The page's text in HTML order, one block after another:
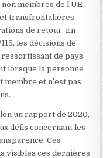
membres de l’UE
transfrontalières.
de retour. En
les décisions de
de pays
lorsque la personne
et n’est pas
un rapport de 2020,
défis concernant les
Ces
visibles ces dernières